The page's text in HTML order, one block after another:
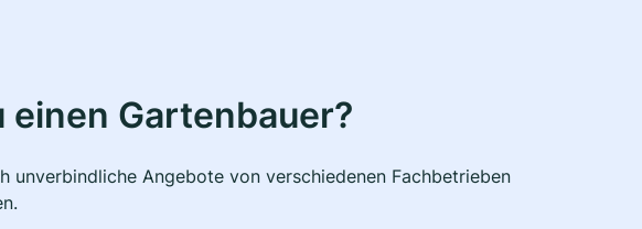
Gartenbauer?
Angebote von verschiedenen Fachbetrieben